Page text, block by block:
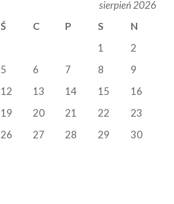
sierpień 2026
Ś C P S
N
1
2
5 6 7 8
9
12 13 14 15
16
19 20 21 22
23
26 27 28 29
30